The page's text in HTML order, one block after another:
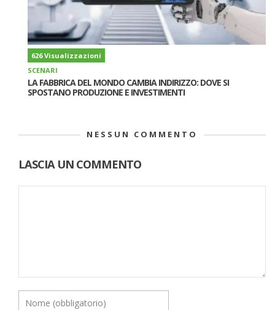
626 Visualizzazioni
SCENARI
LA FABBRICA DEL MONDO CAMBIA INDIRIZZO: DOVE SI
SPOSTANO PRODUZIONE E INVESTIMENTI
NESSUN COMMENTO
LASCIA UN COMMENTO